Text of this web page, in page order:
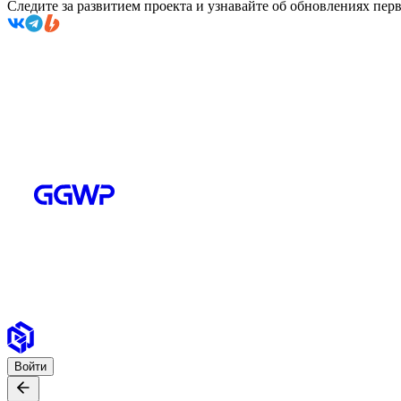
Следите за развитием проекта и узнавайте об обновлениях
Войти